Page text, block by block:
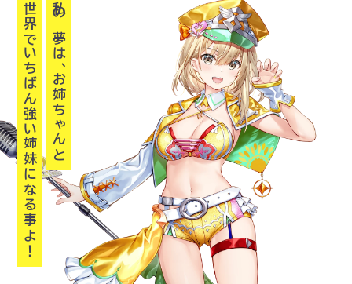
私の夢は、お姉ちゃんと
世界でいちばん強い姉妹になる事よ！